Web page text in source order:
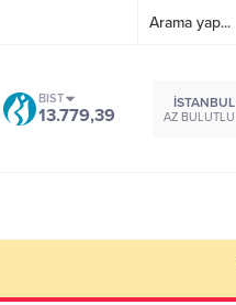
BIST
13.779,39
İSTANBUL
AZ BULUTLU